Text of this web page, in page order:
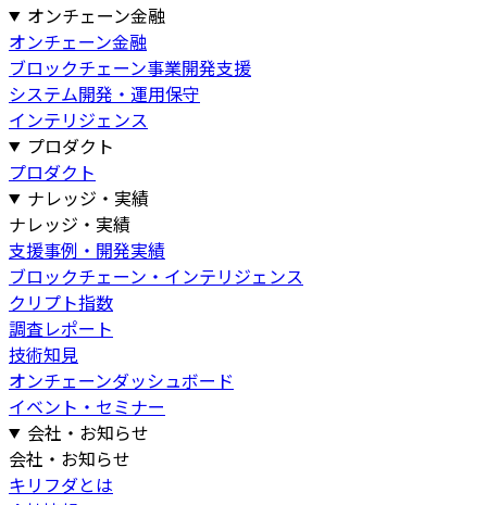
オンチェーン金融
オンチェーン金融
ブロックチェーン事業開発支援
システム開発・運用保守
インテリジェンス
プロダクト
プロダクト
ナレッジ・実績
ナレッジ・実績
支援事例・開発実績
ブロックチェーン・インテリジェンス
クリプト指数
調査レポート
技術知見
オンチェーンダッシュボード
イベント・セミナー
会社・お知らせ
会社・お知らせ
キリフダとは